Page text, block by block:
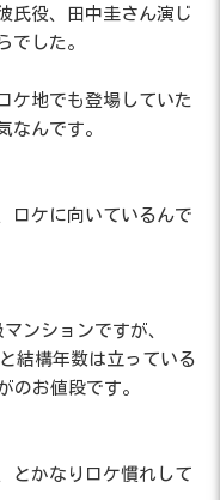
氏役、田中圭さん演じ
でした。
ケ地でも登場していた
なんです。
ロケに向いているんで
ンションですが、
結構年数は立っている
のお値段です。
とかなりロケ慣れして